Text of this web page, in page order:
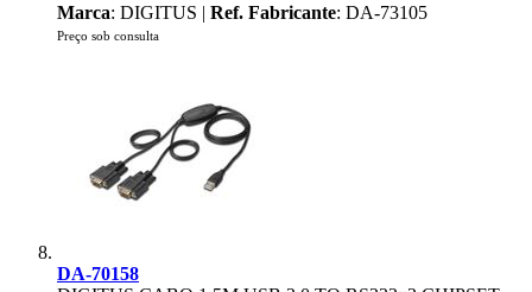
Marca: DIGITUS | Ref. Fabricante: DA-73105
Preço sob consulta
DA-70158